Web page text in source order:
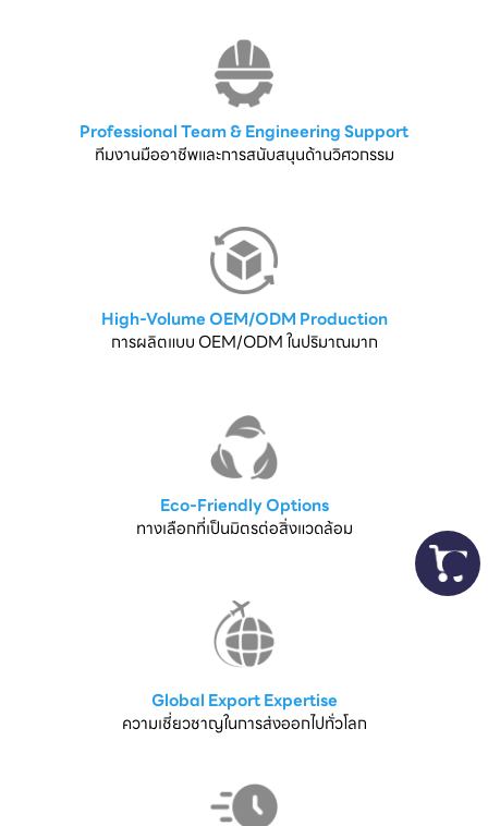
Professional Team & Engineering Support
ทีมงานมืออาชีพและการสนับสนุนด้านวิศวกรรม
High-Volume OEM/ODM Production
การผลิตแบบ OEM/ODM ในปริมาณมาก
Eco-Friendly Options
ทางเลือกที่เป็นมิตรต่อสิ่งแวดล้อม
Global Export Expertise
ความเชี่ยวชาญในการส่งออกไปทั่วโลก